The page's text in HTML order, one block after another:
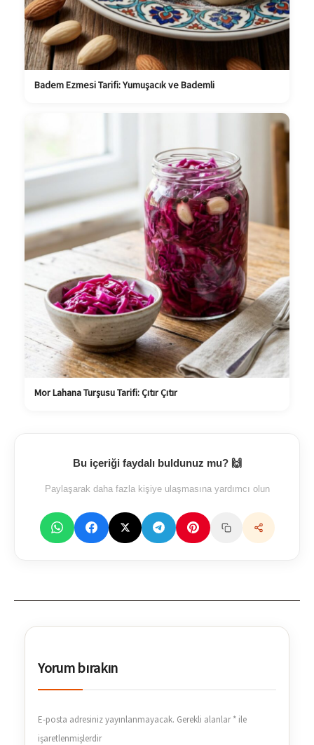
Badem Ezmesi Tarifi: Yumuşacık ve Bademli
Mor Lahana Turşusu Tarifi: Çıtır Çıtır
Bu içeriği faydalı buldunuz mu? 🙌
Paylaşarak daha fazla kişiye ulaşmasına yardımcı olun
Yorum bırakın
E-posta adresiniz yayınlanmayacak. Gerekli alanlar* ile
işaretlenmişlerdir